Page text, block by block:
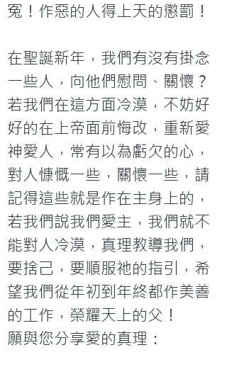
冤！作惡的人得上天的懲罰！
在聖誕新年，我們有沒有掛念
一些人，向他們慰問、關懷？
若我們在這方面冷漠，不妨好
好的在上帝面前悔改，重新愛
神愛人，常有以為虧欠的心，
對人慷慨一些，關懷一些，請
記得這些就是作在主身上的，
若我們說我們愛主，我們就不
能對人冷漠，真理教導我們，
要捨己，要順服祂的指引，希
望我們從年初到年終都作美善
的工作，榮耀天上的父！
願與您分享愛的真理：